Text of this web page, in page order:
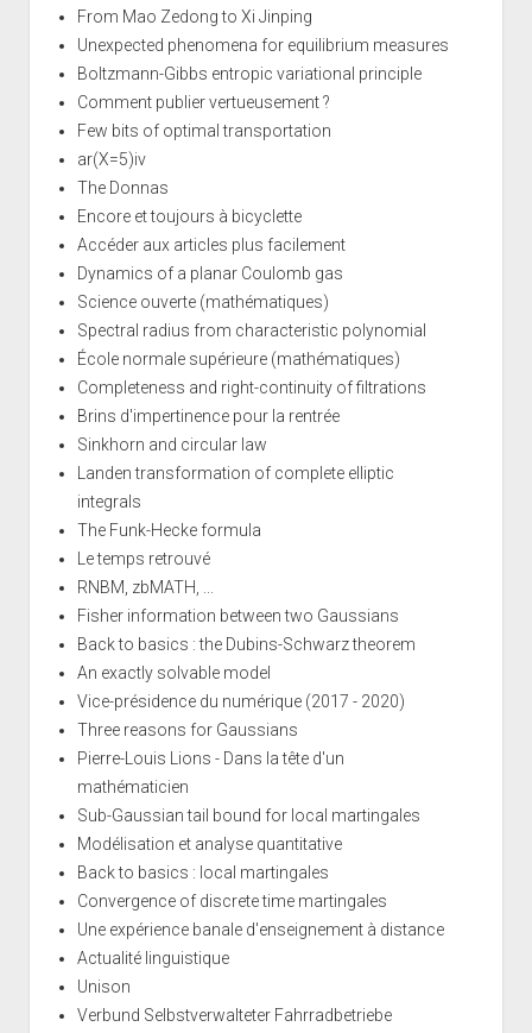
From Mao Zedong to Xi Jinping
Unexpected phenomena for equilibrium measures
Boltzmann-Gibbs entropic variational principle
Comment publier vertueusement ?
Few bits of optimal transportation
ar(X=5)iv
The Donnas
Encore et toujours à bicyclette
Accéder aux articles plus facilement
Dynamics of a planar Coulomb gas
Science ouverte (mathématiques)
Spectral radius from characteristic polynomial
École normale supérieure (mathématiques)
Completeness and right-continuity of filtrations
Brins d'impertinence pour la rentrée
Sinkhorn and circular law
Landen transformation of complete elliptic
integrals
The Funk-Hecke formula
Le temps retrouvé
RNBM, zbMATH, ...
Fisher information between two Gaussians
Back to basics : the Dubins-Schwarz theorem
An exactly solvable model
Vice-présidence du numérique (2017 - 2020)
Three reasons for Gaussians
Pierre-Louis Lions - Dans la tête d'un
mathématicien
Sub-Gaussian tail bound for local martingales
Modélisation et analyse quantitative
Back to basics : local martingales
Convergence of discrete time martingales
Une expérience banale d'enseignement à distance
Actualité linguistique
Unison
Verbund Selbstverwalteter Fahrradbetriebe